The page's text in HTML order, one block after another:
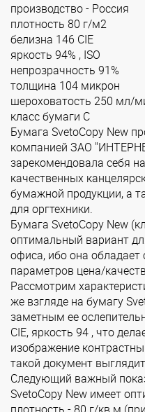
производство - Россия
плотность 80 г/м2
белизна 146 CIE
яркость 94% , ISO
непрозрачность 91%
толщина 104 микрон
шероховатость 250 мл/
класс бумаги С
Бумага SvetoCopy New
компанией ЗАО
зарекомендовала себя
качественных
бумажной продукции, а
для оргтехники.
Бумага SvetoCopy New
оптимальный вариант
офиса, ибо она
параметров цена/
Рассмотрим
же взгляде на бумагу
заметным ее
CIE, яркость 94 , что
изображение
такой документ
Следующий важный
SvetoCopy New имеет